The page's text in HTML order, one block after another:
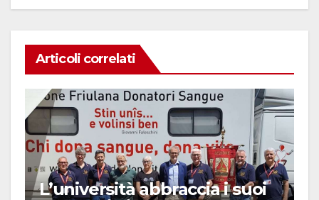
Articoli correlati
L’università abbraccia i suoi